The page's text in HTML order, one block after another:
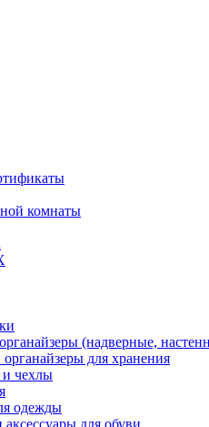
комнаты
(надверные,
для хранения
и чехлы
одежды
для обуви